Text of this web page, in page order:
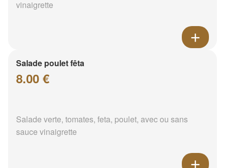
vinaigrette
Salade poulet fêta
8.00 €
Salade verte, tomates, feta, poulet, avec ou sans
sauce vinaigrette